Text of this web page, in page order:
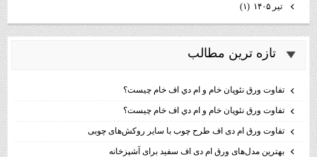
تیر ۱۴۰۵
(۱)
تازه ترين مطالب
تفاوت ورق نئوپان خام و ام دي اف خام چيست؟
تفاوت ورق نئوپان خام و ام دي اف خام چيست؟
تفاوت ورق ام دی اف طرح چوب با سایر روکش‌های چوبی
بهترین مدل‌های ورق ام دی اف سفید برای آشپزخانه